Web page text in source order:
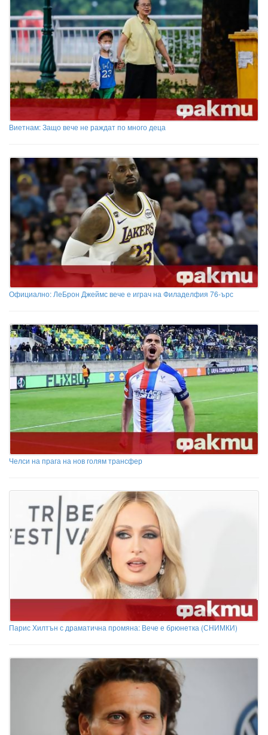
Виетнам: Защо вече не раждат по много деца
Официално: ЛеБрон Джеймс вече е играч на Филаделфия 76-ърс
Челси на прага на нов голям трансфер
Парис Хилтън с драматична промяна: Вече е брюнетка (СНИМКИ)